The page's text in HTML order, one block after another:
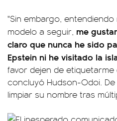
"Sin embargo,
modelo a seguir, me
claro que nunca he sido
Epstein ni he visitado la
favor dejen de
concluyó Hudson-Odoi.
limpiar su nombre tras